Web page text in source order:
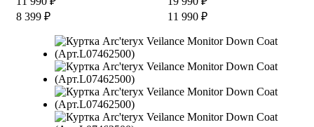
8 399 ₽
11 990 ₽